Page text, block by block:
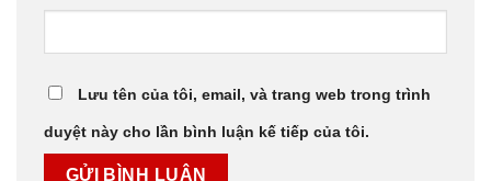
Lưu tên của tôi, email, và trang web trong trình
duyệt này cho lần bình luận kế tiếp của tôi.